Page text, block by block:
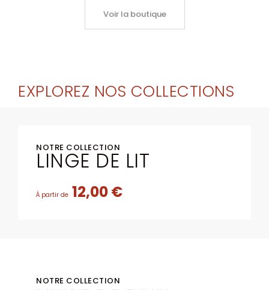
Voir la boutique
EXPLOREZ NOS COLLECTIONS
NOTRE COLLECTION
LINGE DE LIT
À partir de 12,00 €
NOTRE COLLECTION